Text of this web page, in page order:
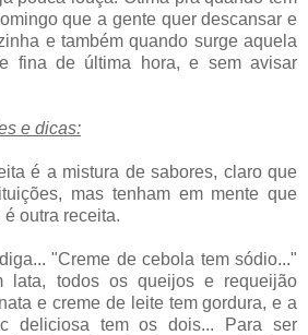
que a gente quer descansar e
e também quando surge aquela
fina de última hora, e sem avisar
e dicas:
é a mistura de sabores, claro que
mas tenham em mente que
outra receita.
"Creme de cebola tem sódio..."
lata, todos os queijos e requeijão
e creme de leite tem gordura, e a
deliciosa tem os dois... Para ser